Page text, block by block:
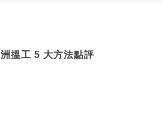
搵工 5 大方法點評